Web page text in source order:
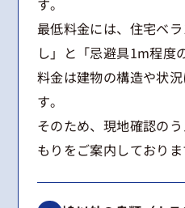
す。
最低料金には、住宅ベ
し」と「忌避具1m程度
料金は建物の構造や状
す。
そのため、現地確認の
もりをご案内しておりま